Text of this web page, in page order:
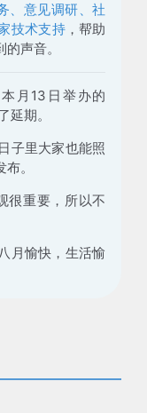
、意见调研、社
技术支持，帮助
声音。
月13日举办的
期。
子里大家也能照
。
很重要，所以不
月愉快，生活愉